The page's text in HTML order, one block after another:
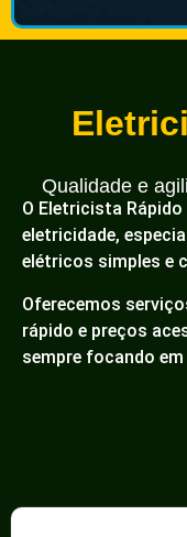
Qualidade e
O Eletricista Rápido
eletricidade,
elétricos simples e
Oferecemos
rápido e preços
sempre focando